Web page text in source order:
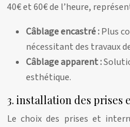
40€ et 60€ de l’heure,
Câblage encastré :Plus
nécessitant des travaux
Câblage apparent :
esthétique.
3. installation des
Le choix des prises et